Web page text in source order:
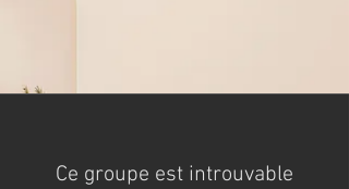
Ce groupe est introuvable